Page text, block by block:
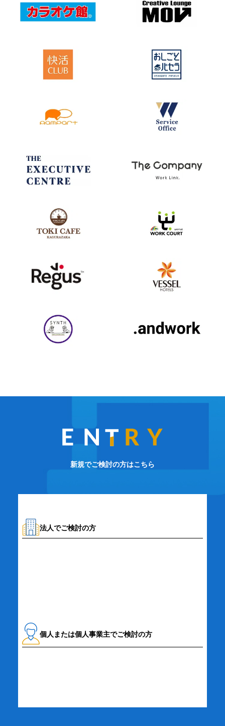
新規でご検討の方はこちら
法人でご検討の方
個人または個人事業主でご検討の方